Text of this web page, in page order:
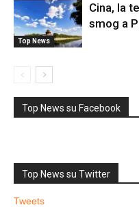
Top News
Cina, la
smog a
Top News su Facebook
Top News su Twitter
Tweets